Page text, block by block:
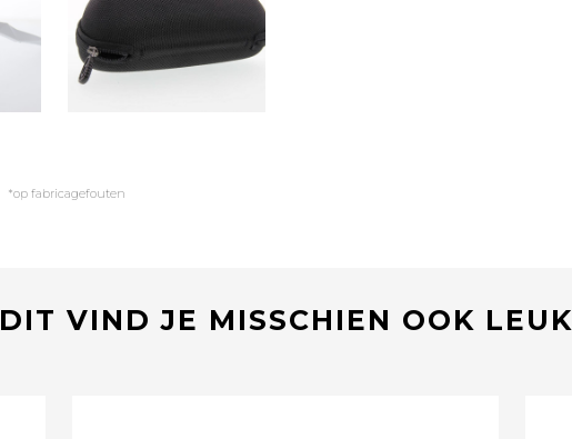
*op fabricagefouten
DIT VIND JE MISSCHIEN OOK LEUK